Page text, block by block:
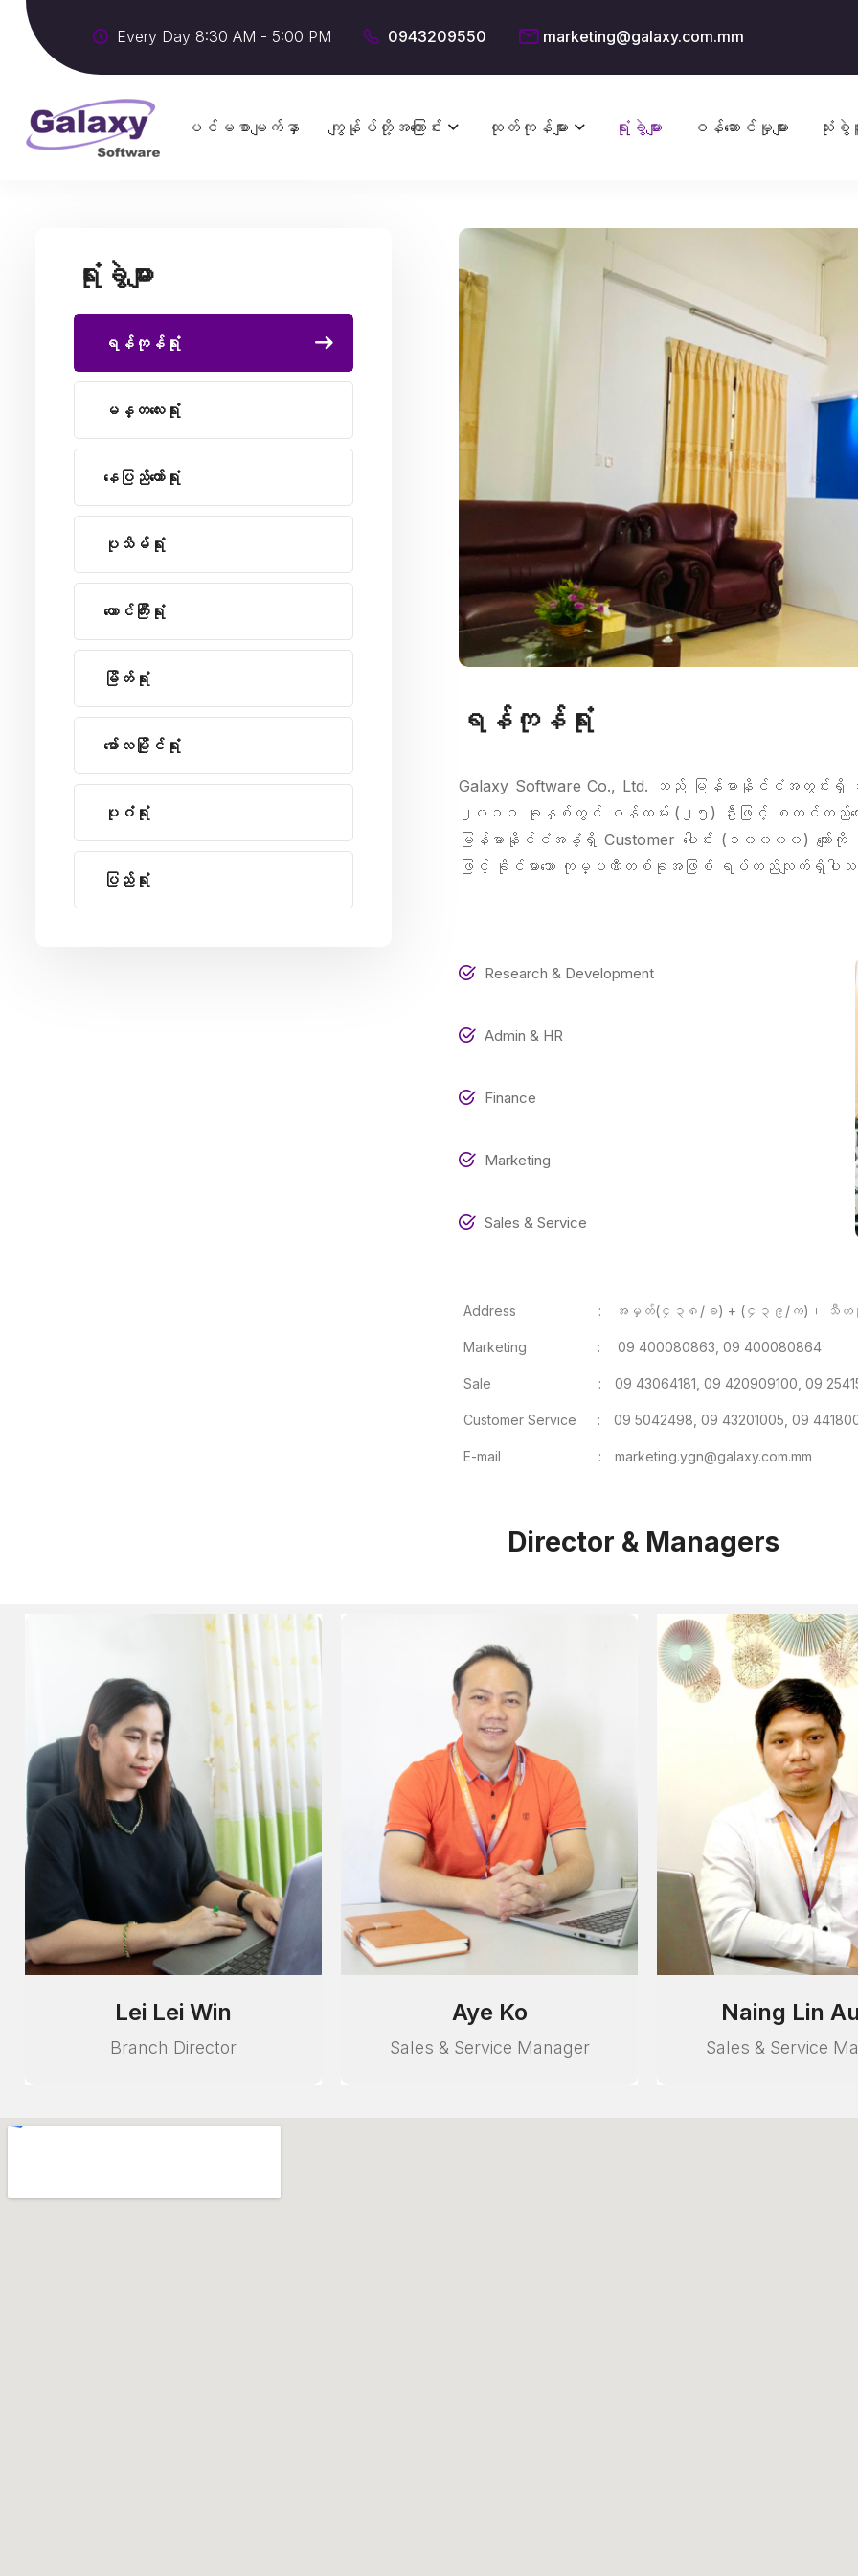
Every Day 8:30 AM - 5:00 PM 0943209550 marketing@galaxy.com.mm
ပင်မစာမျက်နှာ ကျွန်ုပ်တို့အကြောင်း ထုတ်ကုန်များ ရုံးခွဲများ ဝန်ဆောင်မှုများ သုံးစွဲသူ
ရုံးခွဲများ
ရန်ကုန်ရုံး
မန္တလေးရုံး
နေပြည်တော်ရုံး
ပုသိမ်ရုံး
တောင်ကြီးရုံး
မြိတ်ရုံး
မော်လမြိုင်ရုံး
ပုဂံရုံး
ပြည်ရုံး
ရန်ကုန်ရုံး
Galaxy Software Co., Ltd. သည် မြန်မာနိုင်ငံအတွင်းရှိ အ
၂၀၁၁ ခုနှစ်တွင် ဝန်ထမ်း (၂၅) ဦးဖြင့် စတင်တည်ထော
မြန်မာနိုင်ငံအနှံ့ရှိ Customer ပေါင်း (၁၀၀၀၀) ကျော်ကို အက
ဖြင့် ခိုင်မာသော ကုမ္ပဏီတစ်ခုအဖြစ် ရပ်တည်လျက်ရှိပါ
Research & Development
Admin & HR
Finance
Marketing
Sales & Service
Address : အမှတ်(၄၃၈/ခ) + (၄၃၉/က)၊ သီဟ
Marketing : 09 400080863, 09 400080864
Sale : 09 43064181, 09 420909100, 09
Customer Service : 09 5042498, 09 43201005, 09
E-mail : marketing.ygn@galaxy.com.mm
Director & Managers
Aye Ko
Sales & Service Manager
Naing Lin Aung
Sales & Service Manager
Thiri Swe
Sales & Service